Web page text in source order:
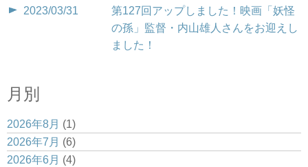
2023/03/31
第127回アップしました！映画「妖怪
の孫」監督・内山雄人さんをお迎えし
ました！
月別
2026年8月 (1)
2026年7月 (6)
2026年6月 (4)